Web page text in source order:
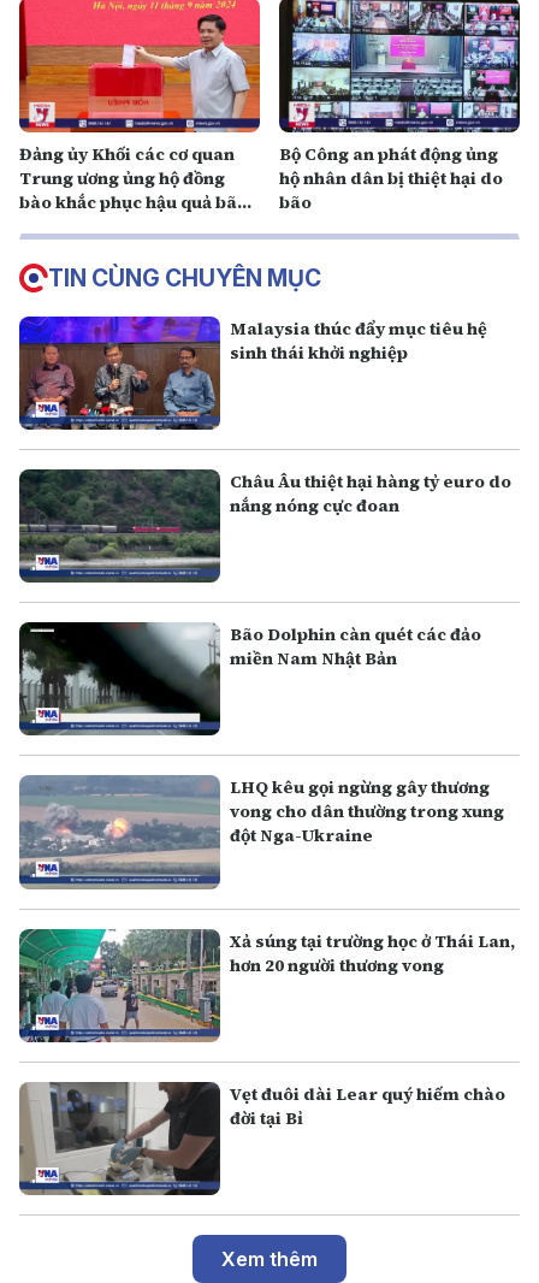
tổng số tiền lên tới 527,8 tỷ
đồng
Đảng ủy Khối các cơ quan
Trung ương ủng hộ đồng
bào khắc phục hậu quả bão
Bộ Công an phát động ủng
hộ nhân dân bị thiệt hại do
bão
TIN CÙNG CHUYÊN MỤC
Malaysia thúc đẩy mục tiêu hệ
sinh thái khởi nghiệp
Châu Âu thiệt hại hàng tỷ euro do
nắng nóng cực đoan
Bão Dolphin càn quét các đảo
miền Nam Nhật Bản
LHQ kêu gọi ngừng gây thương
vong cho dân thường trong xung
đột Nga-Ukraine
Xả súng tại trường học ở Thái Lan,
hơn 20 người thương vong
Vẹt đuôi dài Lear quý hiếm chào
đời tại Bỉ
Xem thêm